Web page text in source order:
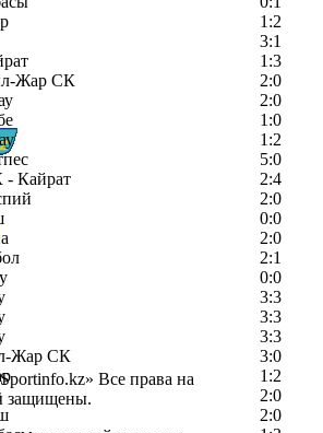
1:2
3:1
1:3
Жар СК
2:0
2:0
1:0
1:2
5:0
Кайрат
2:4
2:0
0:0
2:0
2:1
0:0
3:3
3:3
3:3
Жар СК
3:0
1:2
2:0
2:0
сайт
Все права на
защищены.